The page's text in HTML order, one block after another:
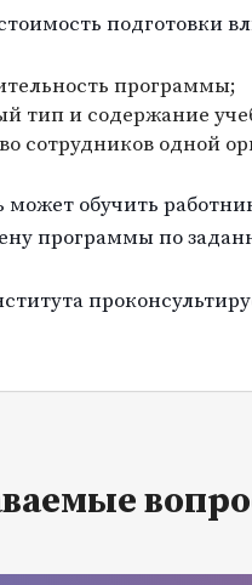
подготовки
программы;
тип и содержание
сотрудников одной
может обучить
программы по